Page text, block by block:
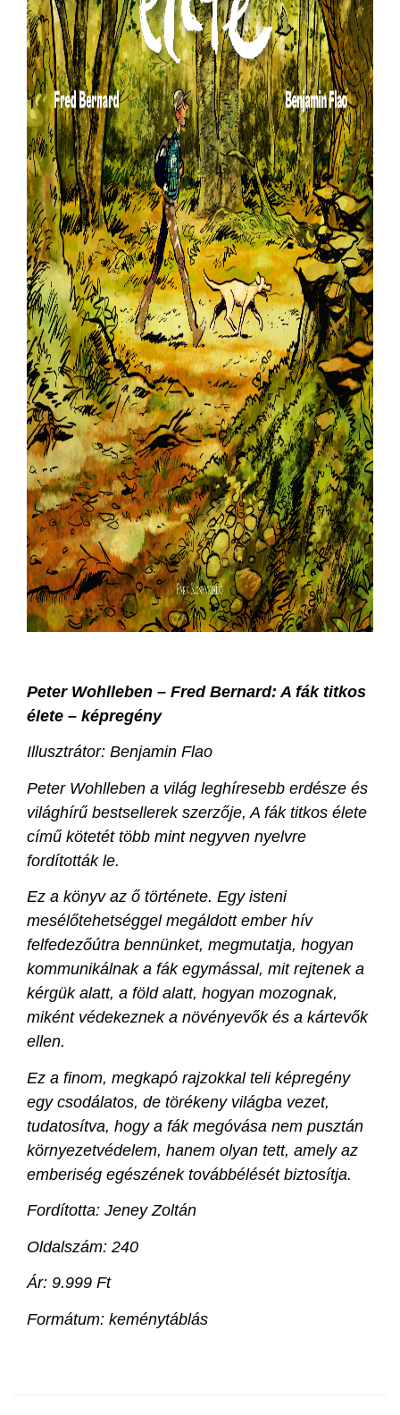
Peter Wohlleben – Fred Bernard: A fák titkos
élete – képregény
Illusztrátor: Benjamin Flao
Peter Wohlleben a világ leghíresebb erdésze és
világhírű bestsellerek szerzője, A fák titkos élete
című kötetét több mint negyven nyelvre
fordították le.
Ez a könyv az ő története. Egy isteni
mesélőtehetséggel megáldott ember hív
felfedezőútra bennünket, megmutatja, hogyan
kommunikálnak a fák egymással, mit rejtenek a
kérgük alatt, a föld alatt, hogyan mozognak,
miként védekeznek a növényevők és a kártevők
ellen.
Ez a finom, megkapó rajzokkal teli képregény
egy csodálatos, de törékeny világba vezet,
tudatosítva, hogy a fák megóvása nem pusztán
környezetvédelem, hanem olyan tett, amely az
emberiség egészének továbbélését biztosítja.
Fordította: Jeney Zoltán
Oldalszám: 240
Ár: 9.999 Ft
Formátum: keménytáblás